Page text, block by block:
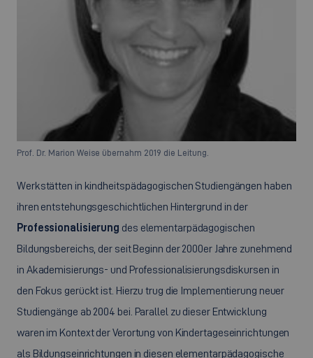
Prof. Dr. Marion Weise übernahm 2019 die Leitung.
Werkstätten in kindheitspädagogischen Studiengängen haben
ihren entstehungsgeschichtlichen Hintergrund in der
Professionalisierung des elementarpädagogischen
Bildungsbereichs, der seit Beginn der 2000er Jahre zunehmend
in Akademisierungs- und Professionalisierungsdiskursen in
den Fokus gerückt ist. Hierzu trug die Implementierung neuer
Studiengänge ab 2004 bei. Parallel zu dieser Entwicklung
waren im Kontext der Verortung von Kindertageseinrichtungen
als Bildungseinrichtungen in diesen elementarpädagogische